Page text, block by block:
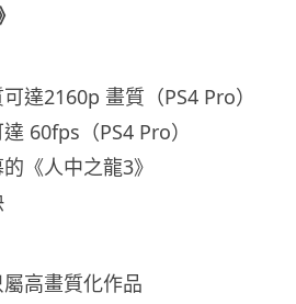
達2160p 畫質（PS4 Pro）
60fps（PS4 Pro）
《人中之龍3》
高畫質化作品